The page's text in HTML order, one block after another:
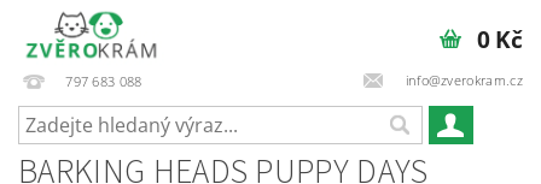
797 683 088 info@zverokram.cz
0 Kč
BARKING HEADS PUPPY DAYS